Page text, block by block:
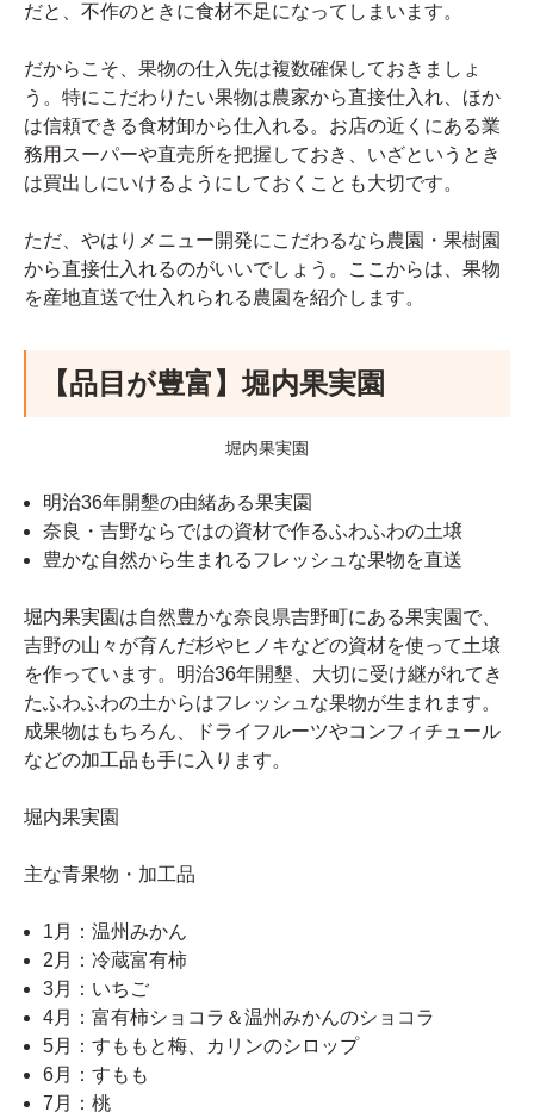
だと、不作のときに食材不足になってしまいます。
だからこそ、果物の仕入先は複数確保しておきましょ
う。特にこだわりたい果物は農家から直接仕入れ、ほか
は信頼できる食材卸から仕入れる。お店の近くにある業
務用スーパーや直売所を把握しておき、いざというとき
は買出しにいけるようにしておくことも大切です。
ただ、やはりメニュー開発にこだわるなら農園・果樹園
から直接仕入れるのがいいでしょう。ここからは、果物
を産地直送で仕入れられる農園を紹介します。
【品目が豊富】堀内果実園
堀内果実園
明治36年開墾の由緒ある果実園
奈良・吉野ならではの資材で作るふわふわの土壌
豊かな自然から生まれるフレッシュな果物を直送
堀内果実園は自然豊かな奈良県吉野町にある果実園で、
吉野の山々が育んだ杉やヒノキなどの資材を使って土壌
を作っています。明治36年開墾、大切に受け継がれてき
たふわふわの土からはフレッシュな果物が生まれます。
成果物はもちろん、ドライフルーツやコンフィチュール
などの加工品も手に入ります。
堀内果実園
主な青果物・加工品
1月：温州みかん
2月：冷蔵富有柿
3月：いちご
4月：富有柿ショコラ＆温州みかんのショコラ
5月：すももと梅、カリンのシロップ
6月：すもも
7月：桃